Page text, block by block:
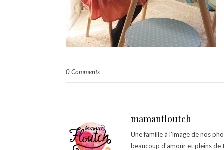
0 Comments
mamanfloutch
Une famille à l'image de nos
beaucoup d'amour et pleins de